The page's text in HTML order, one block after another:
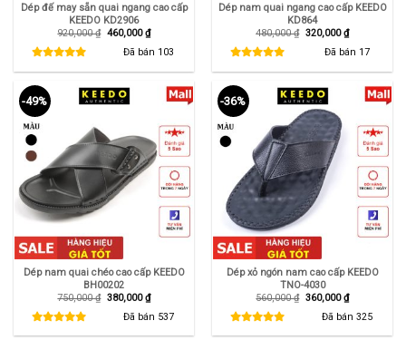
Dép đế may sẵn quai ngang cao cấp
KEEDO KD2906
920,000₫ Giá
460,000₫Giá
hiện
tại
Đã bán 103
Dép nam quai ngang cao cấp KEEDO
KD864
480,000₫ Giá
320,000₫Giá
hiện
tại
Đã bán 17
-49%
Dép nam quai chéo cao cấp KEEDO
BH00202
750,000₫ Giá
750,000 ₫.
380,000₫Giá
hiện
tại
là:
380,000 ₫.
Đã bán 537
-36%
Dép xỏ ngón nam cao cấp KEEDO
TNO-4030
560,000₫ Giá
560,000 ₫.
360,000₫Giá
hiện
tại
là:
360,000 ₫.
Đã bán 325